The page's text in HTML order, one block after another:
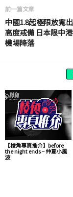
前一篇文章
中國1.8起極限放寬
高度戒備 日本限中
機場降落
【棱角專頁推介】before
the night ends – 仲夏小風
波